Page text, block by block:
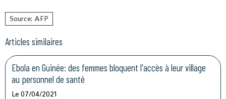
Source: AFP
Articles similaires
Ebola en Guinée: des femmes bloquent l'accès à leur village
au personnel de santé
Le 07/04/2021